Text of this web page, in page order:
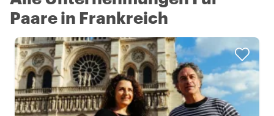
Paare in Frankreich